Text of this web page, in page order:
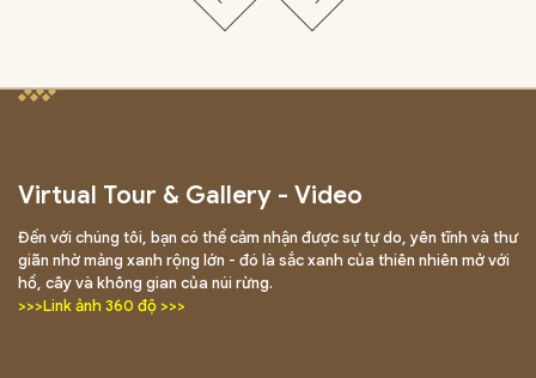
Virtual Tour & Gallery - Video
Đến với chúng tôi, bạn có thể cảm nhận được sự tự do, yên tĩnh và thư
giãn nhờ mảng xanh rộng lớn - đó là sắc xanh của thiên nhiên mở với
hồ, cây và không gian của núi rừng.
>>>Link ảnh 360 độ >>>